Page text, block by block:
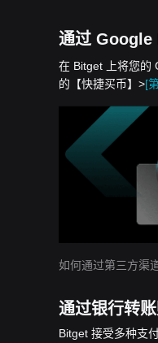
通过 Google
在 Bitget 上将您的
的【快捷买币】>[
如何通过第三方渠
通过银行转
Bitget 接受多种支